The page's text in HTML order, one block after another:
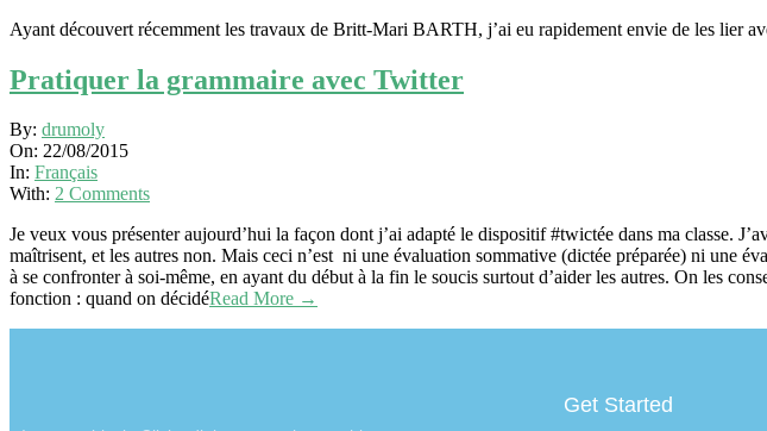
Ayant découvert récemment les travaux de Britt-Mari BARTH, j’ai eu rapidement envie de les lier
Pratiquer la grammaire avec Twitter
By: drumoly
On: 22/08/2015
In: Français
With: 2 Comments
Je veux vous présenter aujourd’hui la façon dont j’ai adapté le dispositif #twictée dans ma classe.
maîtrisent, et les autres non. Mais ceci n’est ni une évaluation sommative (dictée préparée) ni une
à se confronter à soi-même, en ayant du début à la fin le soucis surtout d’aider les autres. On les
fonction : quand on décidéRead More →
Get Started